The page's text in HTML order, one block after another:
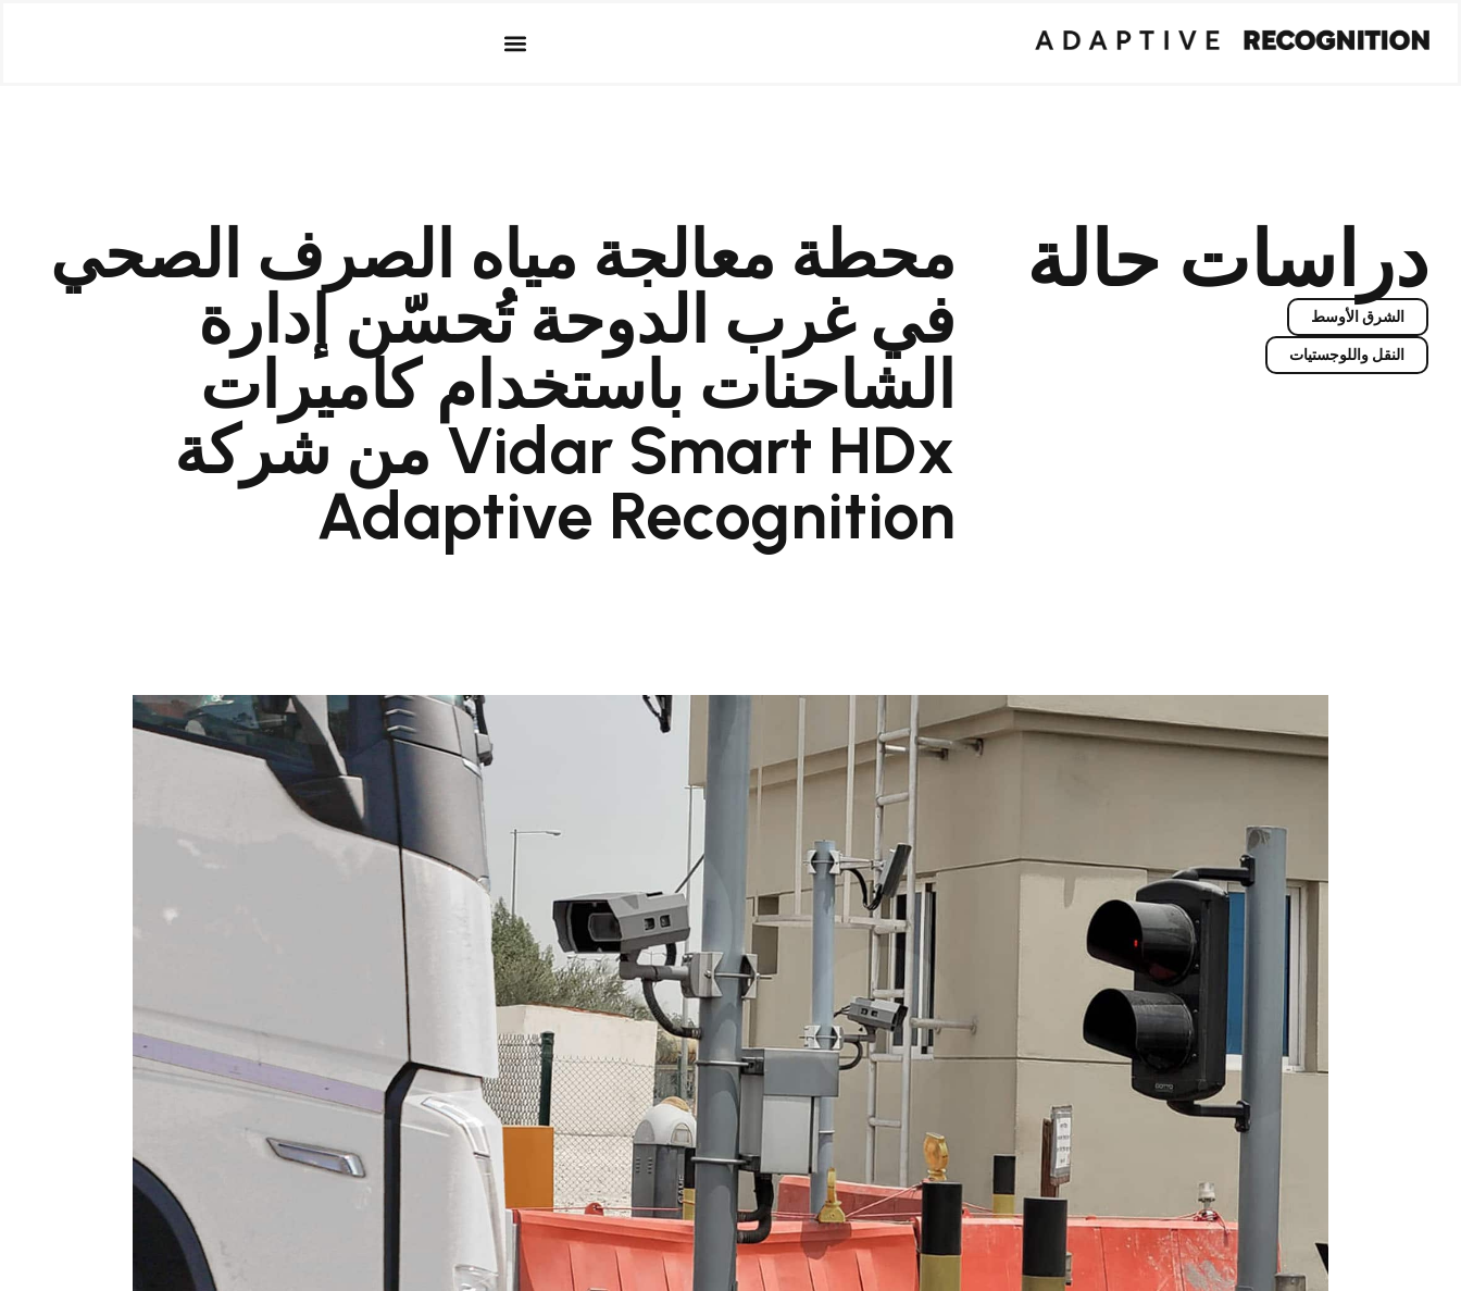
دراسات حالة
الشرق الأوسط
النقل واللوجستيات
محطة معالجة مياه الصرف الصحي
في غرب الدوحة تُحسّن إدارة
الشاحنات باستخدام كاميرات
Vidar Smart HDx من شركة
Adaptive Recognition